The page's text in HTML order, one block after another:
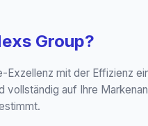
Group?
mit der Effizienz
vollständig auf Ihre